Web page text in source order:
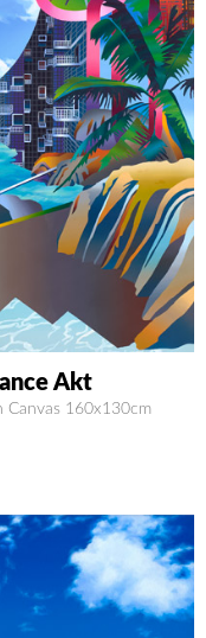
Akt
Canvas 160x130cm